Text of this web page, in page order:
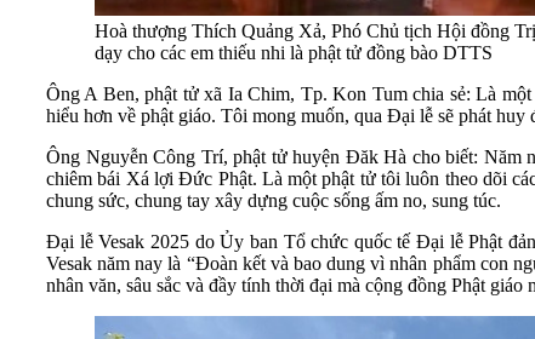
Hoà thượng Thích Quảng Xả, Phó Chủ tịch Hội đồng
dạy cho các em thiếu nhi là phật tử đồng bào DTTS
Ông A Ben, phật tử xã Ia Chim, Tp. Kon Tum chia sẻ: Là
hiểu hơn về phật giáo. Tôi mong muốn, qua Đại lễ sẽ phát
Ông Nguyễn Công Trí, phật tử huyện Đăk Hà cho biết:
chiêm bái Xá lợi Đức Phật. Là một phật tử tôi luôn theo dõi
chung sức, chung tay xây dựng cuộc sống ấm no, sung túc.
Đại lễ Vesak 2025 do Ủy ban Tổ chức quốc tế Đại lễ Phật
Vesak năm nay là “Đoàn kết và bao dung vì nhân phẩm con
nhân văn, sâu sắc và đầy tính thời đại mà cộng đồng Phật giáo